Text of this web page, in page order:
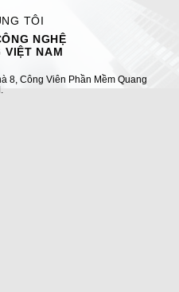
TÔI
NGHỆ
VIỆT NAM
8, Công Viên Phần Mềm Quang